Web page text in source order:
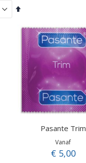
Van
naar
laag
sorteren
Pasante Trim
Vanaf
€ 5,00